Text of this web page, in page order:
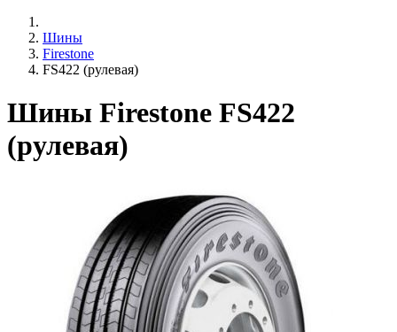
Шины
Firestone
FS422 (рулевая)
Шины Firestone FS422
(рулевая)